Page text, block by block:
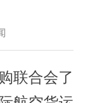
联合会了